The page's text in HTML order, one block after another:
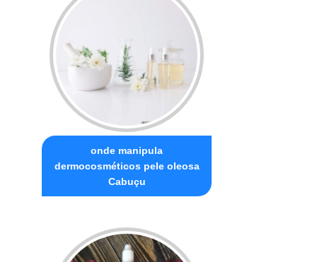
onde manipula
dermocosméticos pele oleosa
Cabuçu